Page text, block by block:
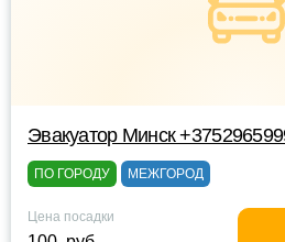
Эвакуатор Минск
ПО ГОРОДУ МЕЖГОРОД
Цена посадки